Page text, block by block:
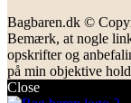
Bagbaren.dk ©
Bemærk, at nogle
opskrifter og
på min objektive
Close